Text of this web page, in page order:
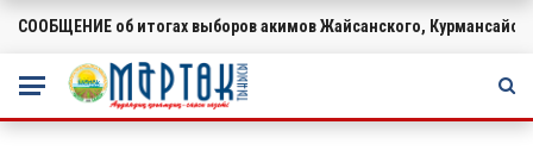
ВАЖНОЕ
СООБЩЕНИЕ об итогах выборов акимов Жайсанского,